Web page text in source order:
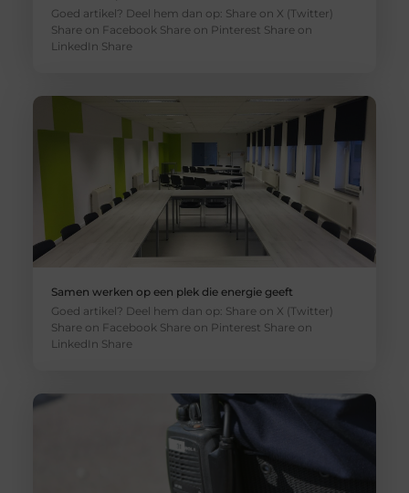
Goed artikel? Deel hem dan op: Share on X (Twitter)
Share on Facebook Share on Pinterest Share on
LinkedIn Share
Samen werken op een plek die energie geeft
Goed artikel? Deel hem dan op: Share on X (Twitter)
Share on Facebook Share on Pinterest Share on
LinkedIn Share